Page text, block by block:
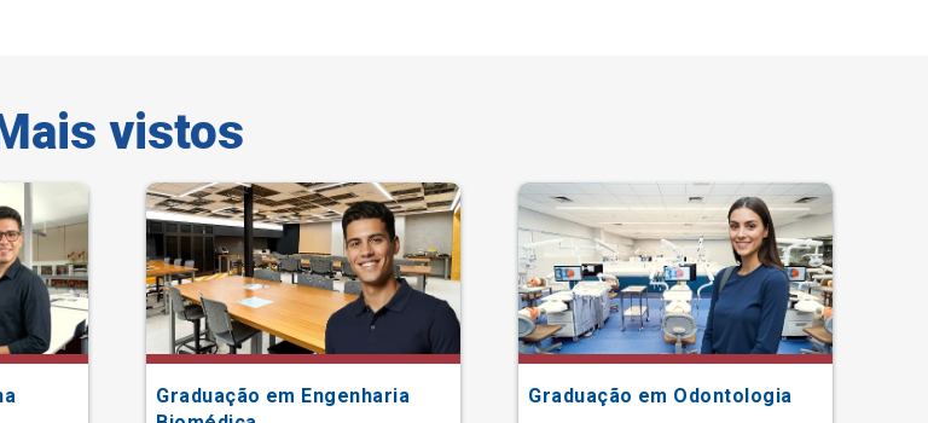
vistos
Graduação em Engenharia
Graduação em Odontologia